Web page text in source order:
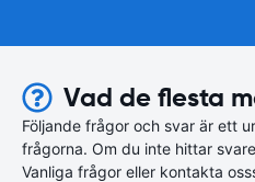
Vad de flesta
Följande frågor och svar är ett
frågorna. Om du inte hittar
Vanliga frågor eller kontakta